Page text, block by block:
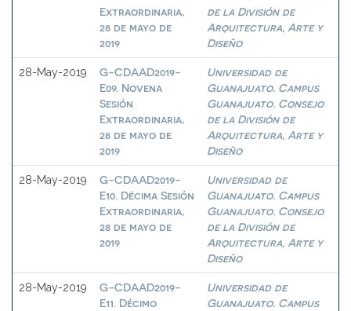
Extraordinaria,
28 de mayo de
2019
de la División de
Arquitectura, Arte y
Diseño
28-May-2019
G-CDAAD2019-
E09. Novena
Sesión
Extraordinaria,
28 de mayo de
2019
Universidad de
Guanajuato. Campus
Guanajuato. Consejo
de la División de
Arquitectura, Arte y
Diseño
28-May-2019
G-CDAAD2019-
E10. Décima Sesión
Extraordinaria,
28 de mayo de
2019
Universidad de
Guanajuato. Campus
Guanajuato. Consejo
de la División de
Arquitectura, Arte y
Diseño
28-May-2019
G-CDAAD2019-
E11. Décimo
Universidad de
Guanajuato. Campus